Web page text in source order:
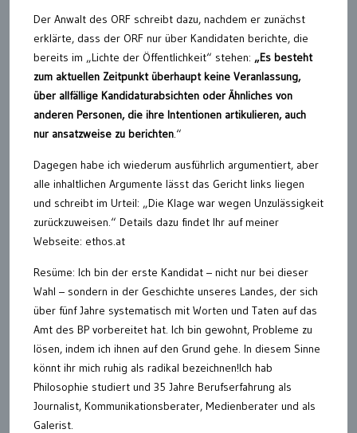
Der Anwalt des ORF schreibt dazu, nachdem er zunächst
erklärte, dass der ORF nur über Kandidaten berichte, die
bereits im „Lichte der Öffentlichkeit“ stehen: „Es besteht
zum aktuellen Zeitpunkt überhaupt keine Veranlassung,
über allfällige Kandidaturabsichten oder Ähnliches von
anderen Personen, die ihre Intentionen artikulieren, auch
nur ansatzweise zu berichten.“
Dagegen habe ich wiederum ausführlich argumentiert, aber
alle inhaltlichen Argumente lässt das Gericht links liegen
und schreibt im Urteil: „Die Klage war wegen Unzulässigkeit
zurückzuweisen.“ Details dazu findet Ihr auf meiner
Webseite: ethos.at
Resüme: Ich bin der erste Kandidat – nicht nur bei dieser
Wahl – sondern in der Geschichte unseres Landes, der sich
über fünf Jahre systematisch mit Worten und Taten auf das
Amt des BP vorbereitet hat. Ich bin gewohnt, Probleme zu
lösen, indem ich ihnen auf den Grund gehe. In diesem Sinne
könnt ihr mich ruhig als radikal bezeichnen!Ich hab
Philosophie studiert und 35 Jahre Berufserfahrung als
Journalist, Kommunikationsberater, Medienberater und als
Galerist.